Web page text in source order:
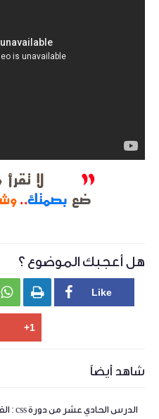
هل أعجبك الموضوع ؟
 
شاهد أيضاً
الدرس الحادي عشر من دورة css : القوائم